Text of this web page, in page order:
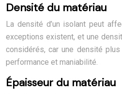
Densité du matériau
La densité d’un isolant peut
exceptions existent, et une
considérés, car une densité
performance et maniabilité.
Épaisseur du matériau